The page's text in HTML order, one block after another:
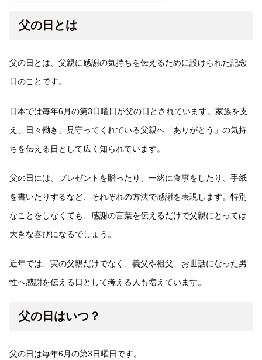
父の日とは
父の日とは、父親に感謝の気持ちを伝えるために設けられた記念
日のことです。
日本では毎年6月の第3日曜日が父の日とされています。家族を支
え、日々働き、見守ってくれている父親へ「ありがとう」の気持
ちを伝える日として広く知られています。
父の日には、プレゼントを贈ったり、一緒に食事をしたり、手紙
を書いたりするなど、それぞれの方法で感謝を表現します。特別
なことをしなくても、感謝の言葉を伝えるだけで父親にとっては
大きな喜びになるでしょう。
近年では、実の父親だけでなく、義父や祖父、お世話になった男
性へ感謝を伝える日として考える人も増えています。
父の日はいつ？
父の日は毎年6月の第3日曜日です。